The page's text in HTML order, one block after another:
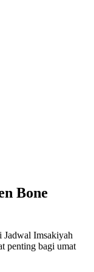
Bone
Jadwal Imsakiyah
penting bagi umat